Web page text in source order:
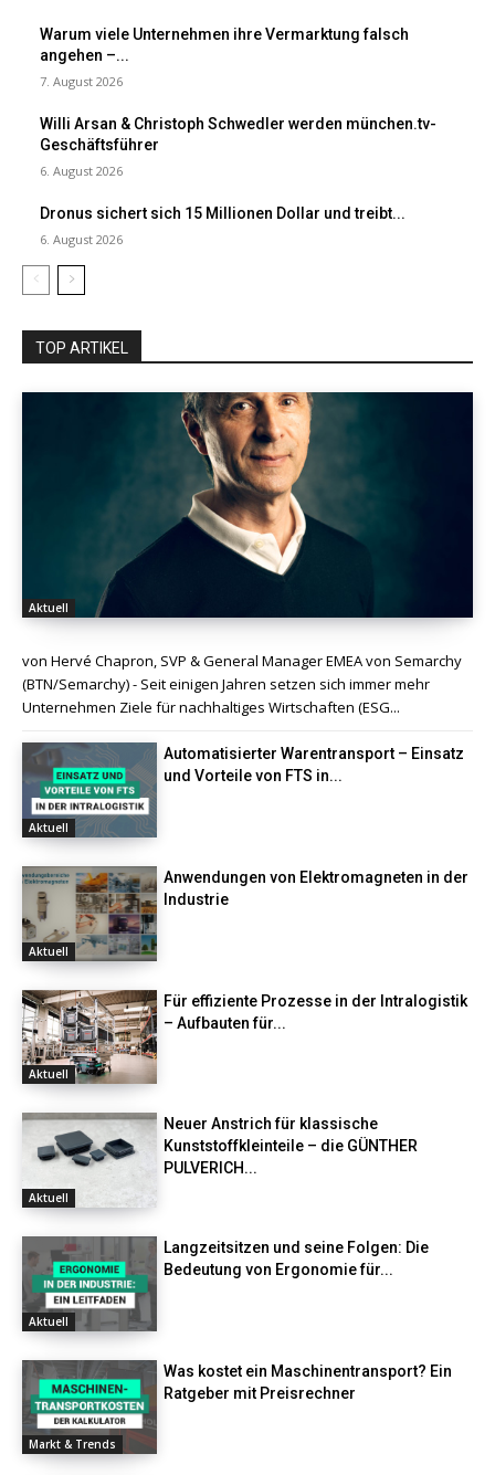
Warum viele Unternehmen ihre Vermarktung falsch
angehen –...
7. August 2026
Willi Arsan & Christoph Schwedler werden münchen.tv-
Geschäftsführer
6. August 2026
Dronus sichert sich 15 Millionen Dollar und treibt...
6. August 2026
TOP ARTIKEL
Aktuell
von Hervé Chapron, SVP & General Manager EMEA von Semarchy
(BTN/Semarchy) - Seit einigen Jahren setzen sich immer mehr
Unternehmen Ziele für nachhaltiges Wirtschaften (ESG...
Aktuell
Automatisierter Warentransport – Einsatz
und Vorteile von FTS in...
Aktuell
Anwendungen von Elektromagneten in der
Industrie
Aktuell
Für effiziente Prozesse in der Intralogistik
– Aufbauten für...
Aktuell
Neuer Anstrich für klassische
Kunststoffkleinteile – die GÜNTHER
PULVERICH...
Aktuell
Langzeitsitzen und seine Folgen: Die
Bedeutung von Ergonomie für...
Markt & Trends
Was kostet ein Maschinentransport? Ein
Ratgeber mit Preisrechner